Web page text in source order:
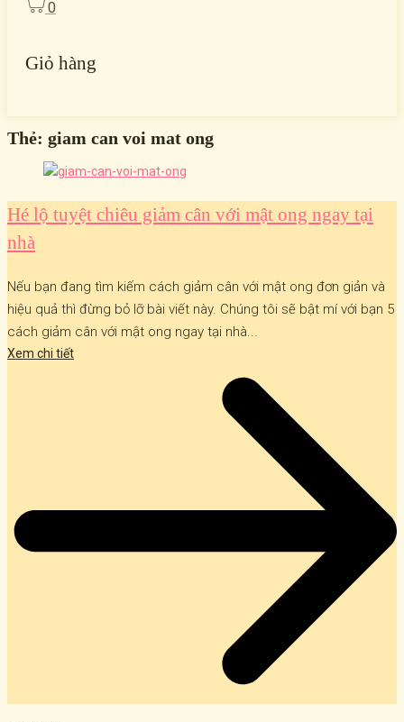
0
Giỏ hàng
Thẻ: giam can voi mat ong
Hé lộ tuyệt chiêu giảm cân với mật ong ngay tại
nhà
Nếu bạn đang tìm kiếm cách giảm cân với mật ong đơn giản và
hiệu quả thì đừng bỏ lỡ bài viết này. Chúng tôi sẽ bật mí với bạn 5
cách giảm cân với mật ong ngay tại nhà...
Xem chi tiết